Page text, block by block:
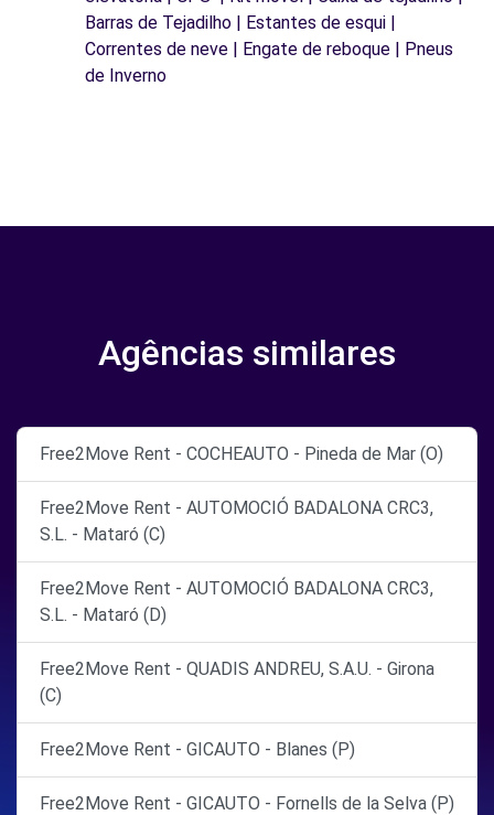
Barras de Tejadilho | Estantes de esqui |
Correntes de neve | Engate de reboque | Pneus
de Inverno
Agências similares
Free2Move Rent - COCHEAUTO - Pineda de Mar (O)
Free2Move Rent - AUTOMOCIÓ BADALONA CRC3,
S.L. - Mataró (C)
Free2Move Rent - AUTOMOCIÓ BADALONA CRC3,
S.L. - Mataró (D)
Free2Move Rent - QUADIS ANDREU, S.A.U. - Girona
(C)
Free2Move Rent - GICAUTO - Blanes (P)
Free2Move Rent - GICAUTO - Fornells de la Selva (P)